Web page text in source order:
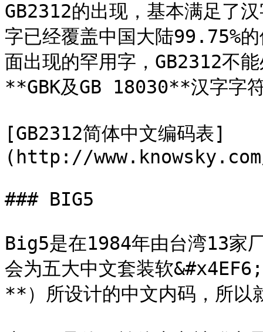
GB2312的出现，基本满足了
字已经覆盖中国大陆99.75%
面出现的罕用字，GB2312不
**GBK及GB 18030**汉字字
[GB2312简体中文编码表]
(http://
### BIG5
Big5是在1984年由台湾13家
会为五大中文套装软
**）所设计的中文内码，所以